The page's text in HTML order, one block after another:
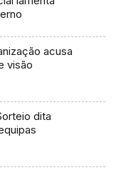
acusa
visão
dita